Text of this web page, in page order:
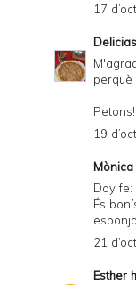
17
Delicias
perquè
19
Mònica
Doy fe:
És
21
Esther